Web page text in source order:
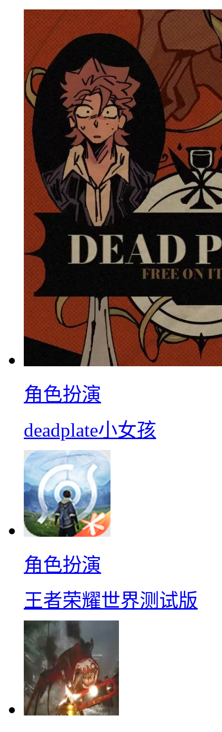
角色扮演
deadplate小女孩
角色扮演
王者荣耀世界测试版